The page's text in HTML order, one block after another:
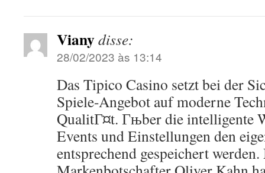
Vianydisse:
28/02/2023 às 13:14
Das Tipico Casino setzt bei der
Spiele-Angebot auf moderne
QualitГ¤t. Гњber die intelligente
Events und Einstellungen den
entsprechend gespeichert